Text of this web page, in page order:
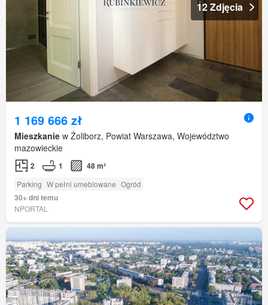
12 Zdjęcia
1 169 666 zł
Mieszkanie w Żoliborz, Powiat Warszawa, Województwo
mazowieckie
2 1 48 m²
Parking W pełni umeblowane Ogród
30+ dni temu
NPORTAL